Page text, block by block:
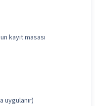
kayıt masası
uygulanır)